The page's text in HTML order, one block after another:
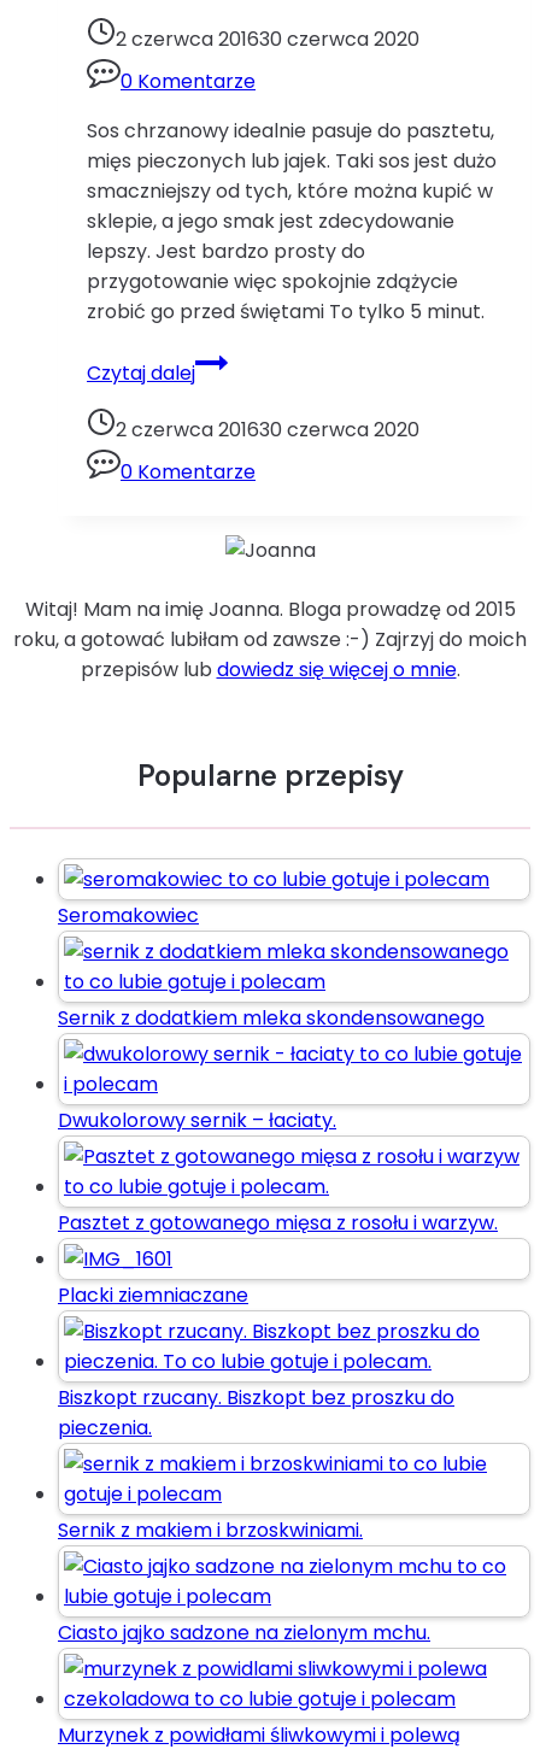
2 czerwca 201630 czerwca 2020
0 Komentarze
Sos chrzanowy idealnie pasuje do pasztetu,
mięs pieczonych lub jajek. Taki sos jest dużo
smaczniejszy od tych, które można kupić w
sklepie, a jego smak jest zdecydowanie
lepszy. Jest bardzo prosty do
przygotowanie więc spokojnie zdążycie
zrobić go przed świętami To tylko 5 minut.
Czytaj dalejSos
chrzanowy
–
zrobić
chrzanowy.chrzan
jogurt
natka
pietruszki
Wielkanoc
2 czerwca 201630 czerwca 2020
0 Komentarze
Witaj! Mam na imię Joanna. Bloga prowadzę od 2015
roku, a gotować lubiłam od zawsze :-) Zajrzyj do moich
przepisów lub dowiedz się więcej o mnie.
Popularne przepisy
Seromakowiec
Sernik z dodatkiem mleka skondensowanego
Dwukolorowy sernik – łaciaty.
Pasztet z gotowanego mięsa z rosołu i warzyw.
Placki ziemniaczane
Biszkopt rzucany. Biszkopt bez proszku do
pieczenia.
Sernik z makiem i brzoskwiniami.
Ciasto jajko sadzone na zielonym mchu.
Murzynek z powidłami śliwkowymi i polewą